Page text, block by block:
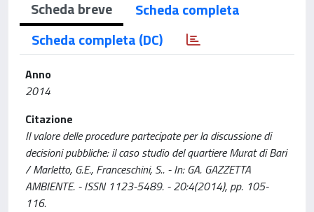
Scheda breve
Scheda completa
Scheda completa (DC)
Anno
2014
Citazione
Il valore delle procedure partecipate per la discussione di
decisioni pubbliche: il caso studio del quartiere Murat di Bari
/ Marletto, G.E., Franceschini, S.. - In: GA. GAZZETTA
AMBIENTE. - ISSN 1123-5489. - 20:4(2014), pp. 105-
116.